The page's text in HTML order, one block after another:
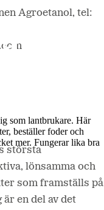
som lantbrukare. Här
beställer foder och
mer. Fungerar lika bra
Agroetanol, tel:
största
lönsamma och
som framställs på
en del av det